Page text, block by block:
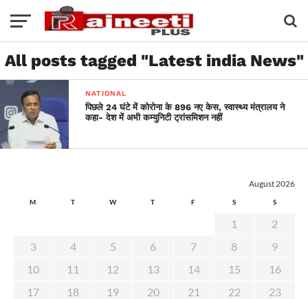
All posts tagged "Latest india News"
NATIONAL
पिछले 24 घंटे में कोरोना के 896 नए केस, स्वास्थ्य मंत्रालय ने
कहा- देश में अभी कम्युनिटी ट्रांसमिशन नहीं
August 2026
M T W T F S S
1
2
3
4 5 6 7 8
9
10
11 12 13 14 15
16
17
18 19 20 21 22
23